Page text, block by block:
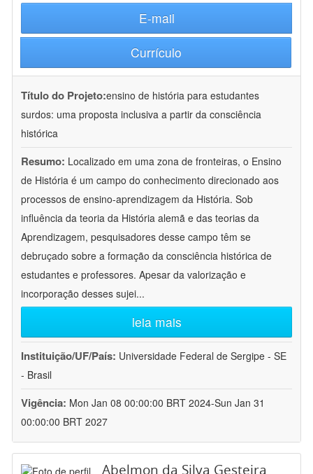
E-mail
Currículo
Título do Projeto:ensino de história para estudantes
surdos: uma proposta inclusiva a partir da consciência
histórica
Resumo: Localizado em uma zona de fronteiras, o Ensino
de História é um campo do conhecimento direcionado aos
processos de ensino-aprendizagem da História. Sob
influência da teoria da História alemã e das teorias da
Aprendizagem, pesquisadores desse campo têm se
debruçado sobre a formação da consciência histórica de
estudantes e professores. Apesar da valorização e
incorporação desses sujei...
leia mais
Instituição/UF/País: Universidade Federal de Sergipe - SE
- Brasil
Vigência: Mon Jan 08 00:00:00 BRT 2024-Sun Jan 31
00:00:00 BRT 2027
Abelmon da Silva Gesteira